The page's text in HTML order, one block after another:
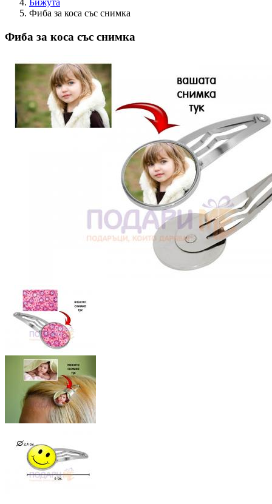
Бижута
Фиба за коса със снимка
Фиба за коса със снимка